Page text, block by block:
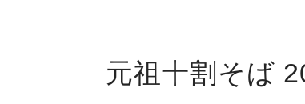
元祖十割そば